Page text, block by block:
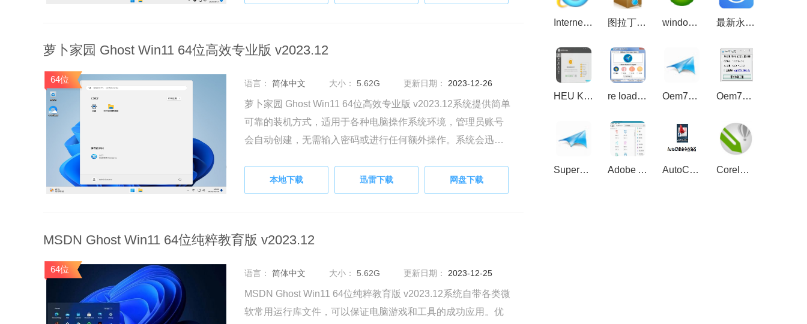
萝卜家园 Ghost Win11 64位高效专业版 v2023.12
64位 语言： 简体中文 大小： 5.62G 更新日期： 2023-12-26
萝卜家园 Ghost Win11 64位高效专业版 v2023.12系统提供简单
可靠的装机方式，适用于各种电脑操作系统环境，管理员账号
会自动创建，无需输入密码或进行任何额外操作。系统会迅速
能，提升电脑硬盘的可用性。
本地下载 迅雷下载 网盘下载
MSDN Ghost Win11 64位纯粹教育版 v2023.12
64位 语言： 简体中文 大小： 5.62G 更新日期： 2023-12-25
MSDN Ghost Win11 64位纯粹教育版 v2023.12系统自带各类微
软常用运行库文件，可以保证电脑游戏和工具的成功应用。优
Internet Explorer 11（IE11浏览器） 64位 图拉丁工具箱 2.1.1 绿色版 windows loader(win8激活工具) v2.5 绿色版 最新永中office2021个人版免费官方版
HEU KMS Activator(win+office系统激活) v24.1.0 re loader activator office/windows通用激活工具 3.1 官方版 Oem7F7(win7激活工具) V7.0 绿色版 Oem7F7 By小马 3.3绿色版_win7激活工具
SuperOem7 V2（win7激活工具） Adobe Acrobat Pro DC2018绿色版 AutoCAD命令查询工具 v1.0免费版 CorelDRAW2019破解版注册机 V1.0 绿色免费版